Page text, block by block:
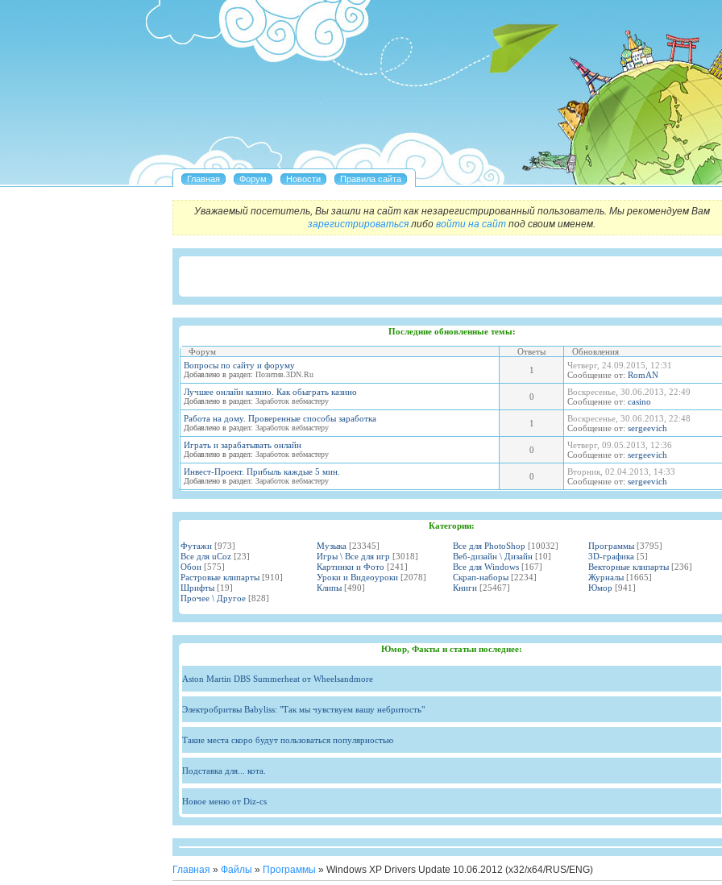
Уважаемый посетитель, Вы зашли на сайт как незарегистрированный пользователь. Мы рекомендуем Вам
зарегистрироватьсялибо войти на сайт под своим именем.
Последние обновленные темы:
Форум Ответы
Обновления
Вопросы по сайту и форуму
Добавлено в раздел: Позитив.3DN.Ru 1
Четверг, 24.09.2015, 12:31
Сообщение от: RomAN
Лучшее онлайн казино. Как обыграть казино
Добавлено в раздел: Заработок вебмастеру 0
Воскресенье, 30.06.2013, 22:49
Сообщение от: casino
Работа на дому. Проверенные способы заработка
Добавлено в раздел: Заработок вебмастеру 1
Воскресенье, 30.06.2013, 22:48
Сообщение от: sergeevich
Играть и зарабатывать онлайн
Добавлено в раздел: Заработок вебмастеру 0
Четверг, 09.05.2013, 12:36
Сообщение от: sergeevich
Инвест-Проект. Прибыль каждые 5 мин.
Добавлено в раздел: Заработок вебмастеру 0
Вторник, 02.04.2013, 14:33
Сообщение от: sergeevich
Категории:
Футажи [973] Музыка [23345] Все для PhotoShop [10032] Программы [3795]
Все для uCoz [23] Игры \ Все для игр [3018] Веб-дизайн \ Дизайн [10] 3D-графика [5]
Обои [575] Картинки и Фото [241] Все для Windows [167] Векторные клипарты [236]
Растровые клипарты [910] Уроки и Видеоуроки [2078] Скрап-наборы [2234] Журналы [1665]
Шрифты [19] Клипы [490] Книги [25467] Юмор [941]
Прочее \ Другое [828]
Юмор, Факты и статьи последнее:
Aston Martin DBS Summerheat от Wheelsandmore
Электробритвы Babyliss: "Так мы чувствуем вашу небритость"
Такие места скоро будут пользоваться популярностью
Подставка для... кота.
Новое меню от Diz-cs
Главная » Файлы » Программы » Windows XP Drivers Update 10.06.2012 (x32/x64/RUS/ENG)